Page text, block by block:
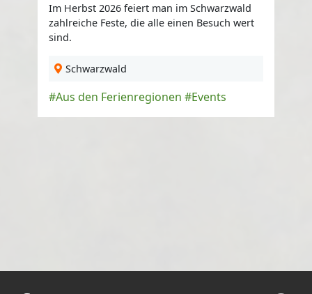
Im Herbst 2026 feiert man im Schwarzwald
zahlreiche Feste, die alle einen Besuch wert
sind.
Schwarzwald
#Aus den Ferienregionen #Events